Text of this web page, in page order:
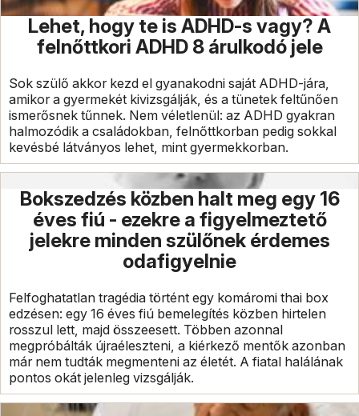
Lehet, hogy te is ADHD-s vagy? A
felnőttkori ADHD 8 árulkodó jele
Sok szülő akkor kezd el gyanakodni saját ADHD-jára,
amikor a gyermekét kivizsgálják, és a tünetek feltűnően
ismerősnek tűnnek. Nem véletlenül: az ADHD gyakran
halmozódik a családokban, felnőttkorban pedig sokkal
kevésbé látványos lehet, mint gyermekkorban.
Bokszedzés közben halt meg egy 16
éves fiú - ezekre a figyelmeztető
jelekre minden szülőnek érdemes
odafigyelnie
Felfoghatatlan tragédia történt egy komáromi thai box
edzésen: egy 16 éves fiú bemelegítés közben hirtelen
rosszul lett, majd összeesett. Többen azonnal
megpróbálták újraéleszteni, a kiérkező mentők azonban
már nem tudták megmenteni az életét. A fiatal halálának
pontos okát jelenleg vizsgálják.